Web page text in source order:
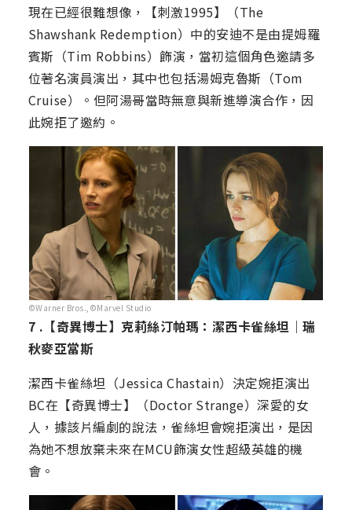
現在已經很難想像，【刺激1995】（The
Shawshank Redemption）中的安迪不是由提姆羅
賓斯（Tim Robbins）飾演，當初這個角色邀請多
位著名演員演出，其中也包括湯姆克魯斯（Tom
Cruise）。但阿湯哥當時無意與新進導演合作，因
此婉拒了邀約。
©Warner Bros.,©Marvel Studio
7 .【奇異博士】克莉絲汀帕瑪：潔西卡雀絲坦｜瑞
秋麥亞當斯
潔西卡雀絲坦（Jessica Chastain）決定婉拒演出
BC在【奇異博士】（Doctor Strange）深愛的女
人，據該片編劇的說法，雀絲坦會婉拒演出，是因
為她不想放棄未來在MCU飾演女性超級英雄的機
會。